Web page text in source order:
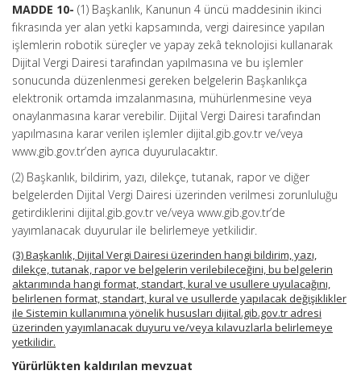
MADDE 10- (1) Başkanlık, Kanunun 4 üncü maddesinin ikinci
fıkrasında yer alan yetki kapsamında, vergi dairesince yapılan
işlemlerin robotik süreçler ve yapay zekâ teknolojisi kullanarak
Dijital Vergi Dairesi tarafından yapılmasına ve bu işlemler
sonucunda düzenlenmesi gereken belgelerin Başkanlıkça
elektronik ortamda imzalanmasına, mühürlenmesine veya
onaylanmasına karar verebilir. Dijital Vergi Dairesi tarafından
yapılmasına karar verilen işlemler dijital.gib.gov.tr ve/veya
www.gib.gov.tr’den ayrıca duyurulacaktır.
(2) Başkanlık, bildirim, yazı, dilekçe, tutanak, rapor ve diğer
belgelerden Dijital Vergi Dairesi üzerinden verilmesi zorunluluğu
getirdiklerini dijital.gib.gov.tr ve/veya www.gib.gov.tr’de
yayımlanacak duyurular ile belirlemeye yetkilidir.
(3) Başkanlık, Dijital Vergi Dairesi üzerinden hangi bildirim, yazı,
dilekçe, tutanak, rapor ve belgelerin verilebileceğini, bu belgelerin
aktarımında hangi format, standart, kural ve usullere uyulacağını,
belirlenen format, standart, kural ve usullerde yapılacak değişiklikler
ile Sistemin kullanımına yönelik hususları dijital.gib.gov.tr adresi
üzerinden yayımlanacak duyuru ve/veya kılavuzlarla belirlemeye
yetkilidir.
Yürürlükten kaldırılan mevzuat